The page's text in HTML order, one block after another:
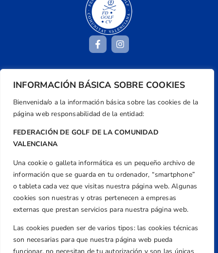
INFORMACIÓN BÁSICA SOBRE COOKIES
Bienvenida/o a la información básica sobre las cookies de la
página web responsabilidad de la entidad:
FEDERACIÓN DE GOLF DE LA COMUNIDAD
VALENCIANA
Una cookie o galleta informática es un pequeño archivo de
información que se guarda en tu ordenador, “smartphone”
o tableta cada vez que visitas nuestra página web. Algunas
cookies son nuestras y otras pertenecen a empresas
externas que prestan servicios para nuestra página web.
Las cookies pueden ser de varios tipos: las cookies técnicas
son necesarias para que nuestra página web pueda
Dirección
Caballero, Nº 5, Despachos 2 y 3, 46980,
Valencia
Teléfono
federacion@golfcv.com
Aviso Legal
Política de Privacidad
Normativa